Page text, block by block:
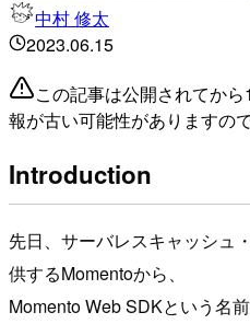
中村 修太
2023.06.15
この記事は公開されてか
報が古い可能性がありますの
Introduction
先日、サーバレスキャッシュ
供するMomentoから、
Momento Web SDKという名